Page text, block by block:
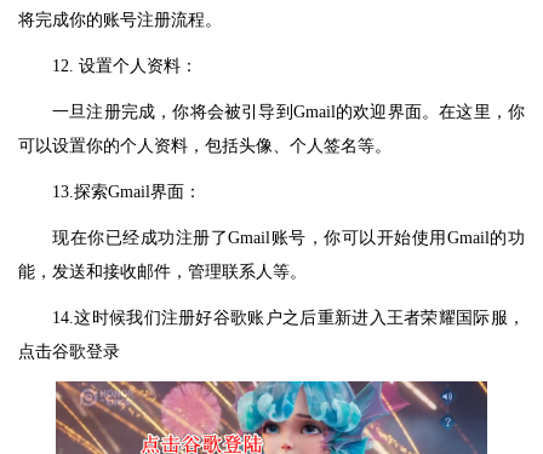
将完成你的账号注册流程。
12. 设置个人资料：
一旦注册完成，你将会被引导到Gmail的欢迎界面。在这里，你
可以设置你的个人资料，包括头像、个人签名等。
13.探索Gmail界面：
现在你已经成功注册了Gmail账号，你可以开始使用Gmail的功
能，发送和接收邮件，管理联系人等。
14.这时候我们注册好谷歌账户之后重新进入王者荣耀国际服，
点击谷歌登录